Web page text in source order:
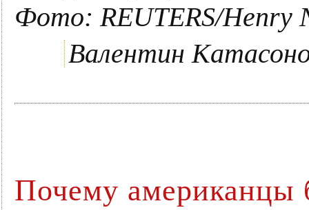
Фото: REUTERS/Henry
Валентин
Почему американцы